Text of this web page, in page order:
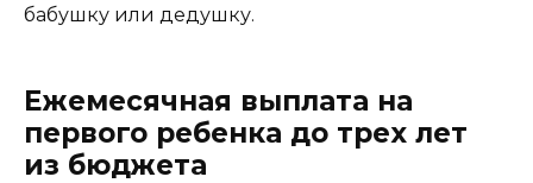
бабушку или дедушку.
Ежемесячная выплата на
первого ребенка до трех лет
из бюджета